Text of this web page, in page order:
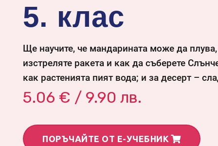
5. клас
Ще научите, че мандарината може да
изстреляте ракета и как да съберете
как растенията пият вода; и за десерт –
5.06 € / 9.90 лв.
ПОРЪЧАЙТЕ ОТ Е-УЧЕБНИК